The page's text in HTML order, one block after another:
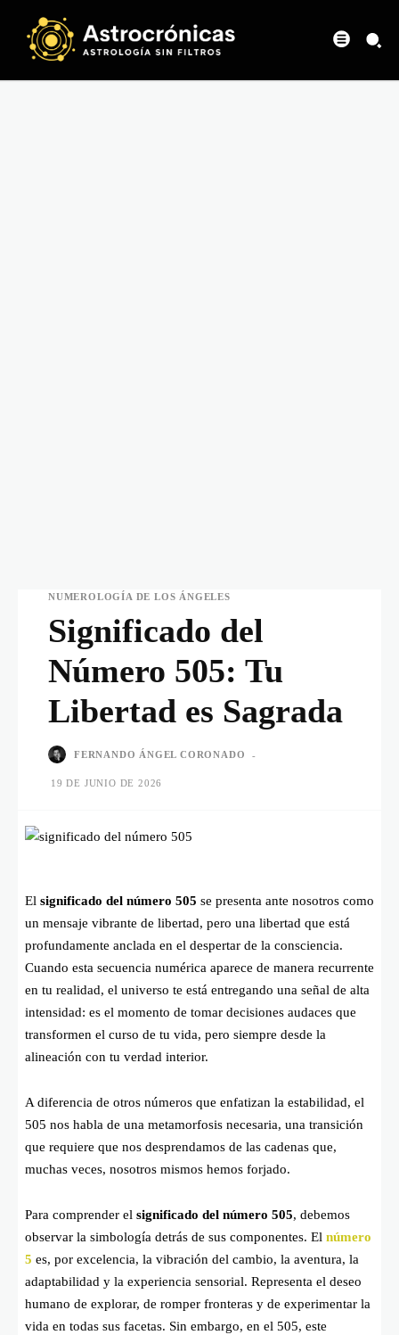
NUMEROLOGÍA DE LOS ÁNGELES
Significado del
Número 505: Tu
Libertad es Sagrada
FERNANDO ÁNGEL CORONADO -
19 DE JUNIO DE 2026
El significado del número 505 se presenta ante nosotros como
un mensaje vibrante de libertad, pero una libertad que está
profundamente anclada en el despertar de la consciencia.
Cuando esta secuencia numérica aparece de manera recurrente
en tu realidad, el universo te está entregando una señal de alta
intensidad: es el momento de tomar decisiones audaces que
transformen el curso de tu vida, pero siempre desde la
alineación con tu verdad interior.
A diferencia de otros números que enfatizan la estabilidad, el
505 nos habla de una metamorfosis necesaria, una transición
que requiere que nos desprendamos de las cadenas que,
muchas veces, nosotros mismos hemos forjado.
Para comprender el significado del número 505, debemos
observar la simbología detrás de sus componentes. El número
5 es, por excelencia, la vibración del cambio, la aventura, la
adaptabilidad y la experiencia sensorial. Representa el deseo
humano de explorar, de romper fronteras y de experimentar la
vida en todas sus facetas. Sin embargo, en el 505, este